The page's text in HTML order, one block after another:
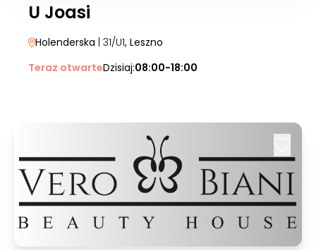
U Joasi
Holenderska | 31/U1, Leszno
Teraz otwarteDzisiaj:08:00-18:00